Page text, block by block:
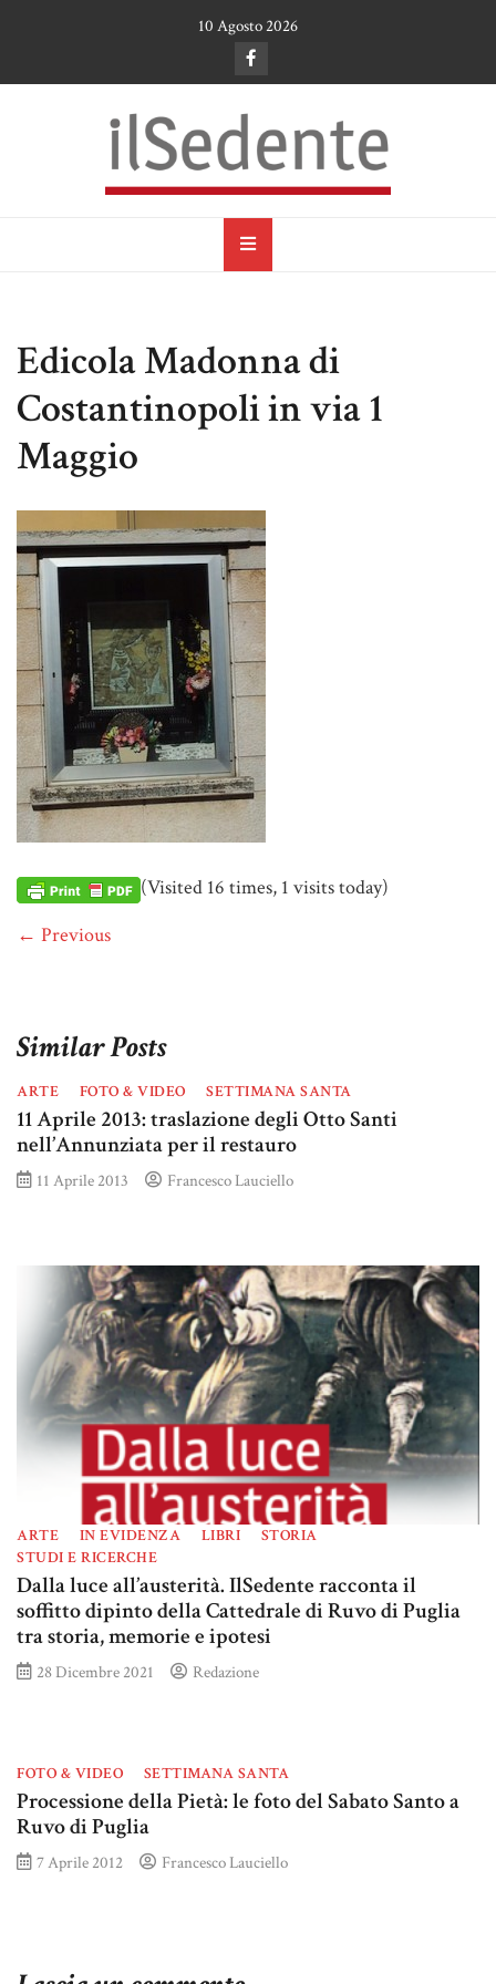
10 Agosto 2026
il Sedente
Edicola Madonna di
Costantinopoli in via 1
Maggio
(Visited 16 times, 1 visits today)
← Previous
Similar Posts
ARTE FOTO & VIDEO SETTIMANA SANTA
11 Aprile 2013: traslazione degli Otto Santi
nell’Annunziata per il restauro
11 Aprile 2013 Francesco Lauciello
ARTE IN EVIDENZA LIBRI
STORIA
STUDI E RICERCHE
Dalla luce all’austerità. IlSedente racconta il
soffitto dipinto della Cattedrale di Ruvo di Puglia
tra storia, memorie e ipotesi
28 Dicembre 2021 Redazione
FOTO & VIDEO SETTIMANA SANTA
Processione della Pietà: le foto del Sabato Santo a
Ruvo di Puglia
7 Aprile 2012 Francesco Lauciello